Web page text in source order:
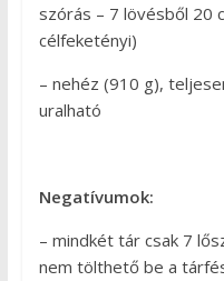
szórás – 7 lövésből 20
célfeketényi)
– nehéz (910 g),
uralható
Negatívumok:
– mindkét tár csak 7
nem tölthető be a